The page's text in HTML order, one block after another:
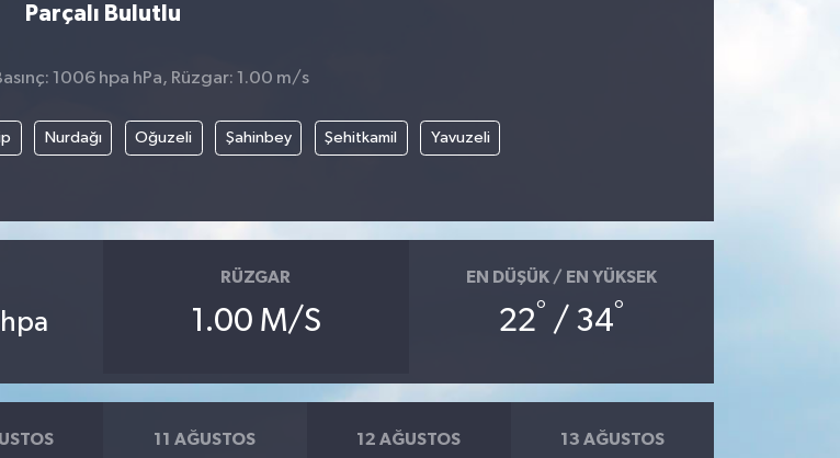
Parçalı Bulutlu
1006 hpa hPa, Rüzgar: 1.00 m/s
Nurdağı Oğuzeli Şahinbey Şehitkamil Yavuzeli
hpa
RÜZGAR
1.00 M/S
EN DÜŞÜK / EN YÜKSEK
22° / 34°
11 AĞUSTOS 12 AĞUSTOS 13 AĞUSTOS